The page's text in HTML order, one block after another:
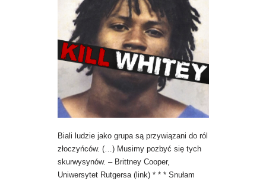
Biali ludzie jako grupa są przywiązani do ról
złoczyńców. (…) Musimy pozbyć się tych
skurwysynów. – Brittney Cooper,
Uniwersytet Rutgersa (link) * * * Snułam